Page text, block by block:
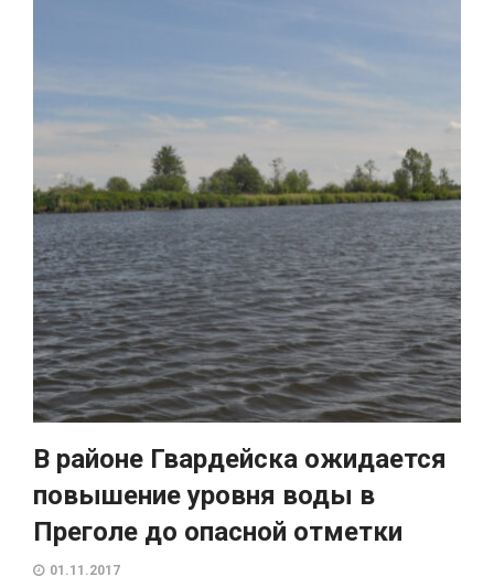
В районе Гвардейска ожидается
повышение уровня воды в
Преголе до опасной отметки
01.11.2017